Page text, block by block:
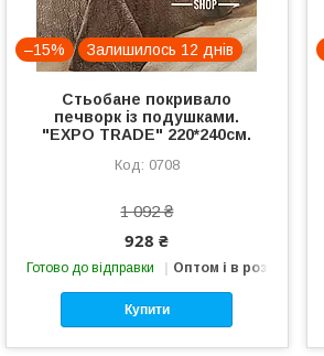
–15% Залишилось 12 днів
Стьобане покривало
печворк із подушками.
"EXPO TRADE" 220*240см.
0708
1 092 ₴
928 ₴
Готово до відправки Оптом і в роздріб
Купити